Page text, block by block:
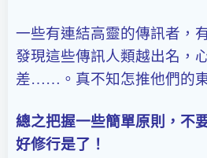
一些有連結高靈的傳訊者，
發現這些傳訊人類越出名，
差……。真不知怎推他們的
總之把握一些簡單原則，不
好修行是了！